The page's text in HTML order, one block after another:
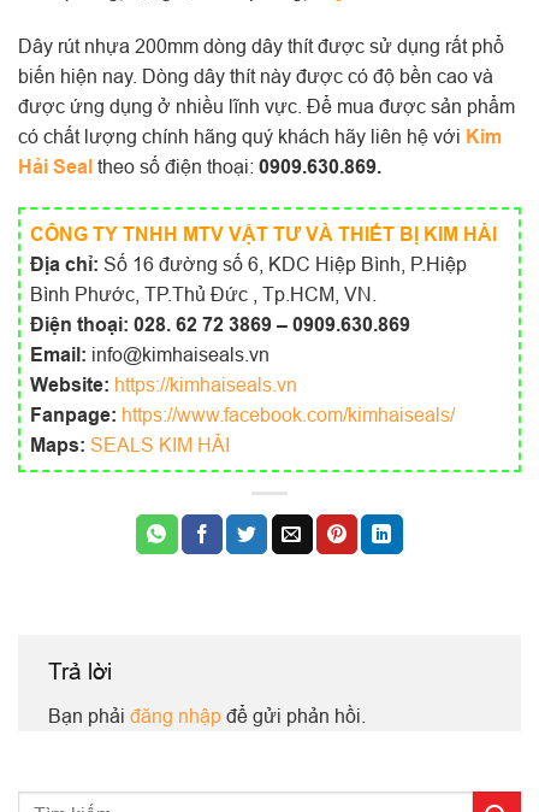
Dây rút nhựa 200mm dòng dây thít được sử dụng rất phổ
biến hiện nay. Dòng dây thít này được có độ bền cao và
được ứng dụng ở nhiều lĩnh vực. Để mua được sản phẩm
có chất lượng chính hãng quý khách hãy liên hệ với Kim
Hải Seal theo số điện thoại: 0909.630.869.
CÔNG TY TNHH MTV VẬT TƯ VÀ THIẾT BỊ KIM HẢI
Địa chỉ: Số 16 đường số 6, KDC Hiệp Bình, P.Hiệp
Bình Phước, TP.Thủ Đức , Tp.HCM, VN.
Điện thoại: 028. 62 72 3869 – 0909.630.869
Email: info@kimhaiseals.vn
Website: https://kimhaiseals.vn
Fanpage: https://www.facebook.com/kimhaiseals/
Maps: SEALS KIM HẢI
Trả lời
Bạn phải đăng nhập để gửi phản hồi.